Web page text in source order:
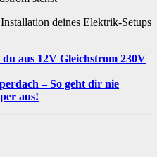
deines Elektrik-Setups
aus 12V Gleichstrom 230V
– So geht dir nie
aus!